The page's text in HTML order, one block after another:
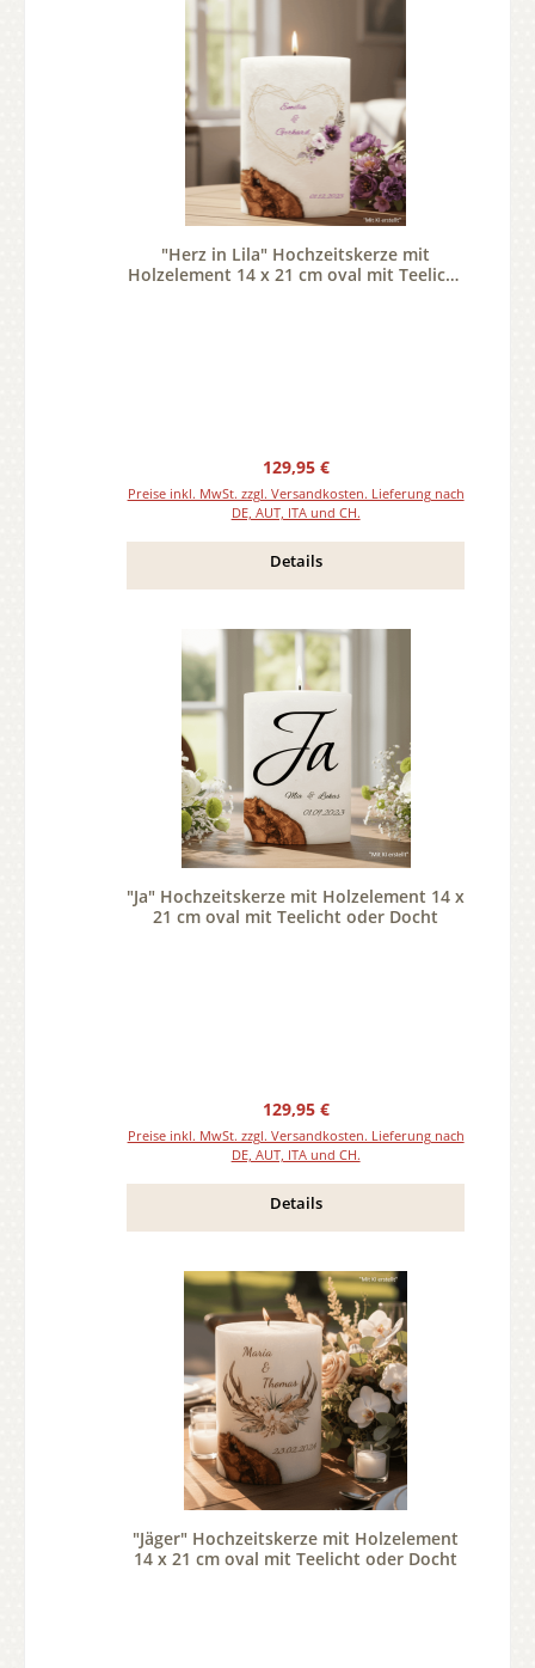
"Herz in Lila" Hochzeitskerze mit
Holzelement 14 x 21 cm oval mit Teelicht
Regulärer Preis:
129,95 €
Preise inkl. MwSt. zzgl. Versandkosten. Lieferung nach
DE, AUT, ITA und CH.
Details
"Ja" Hochzeitskerze mit Holzelement 14 x
21 cm oval mit Teelicht oder Docht
Regulärer Preis:
129,95 €
Preise inkl. MwSt. zzgl. Versandkosten. Lieferung nach
DE, AUT, ITA und CH.
Details
"Jäger" Hochzeitskerze mit Holzelement
14 x 21 cm oval mit Teelicht oder Docht